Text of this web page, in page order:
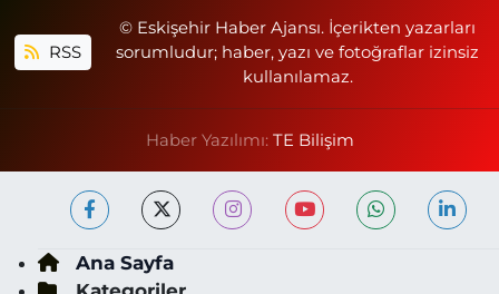
RSS
© Eskişehir Haber Ajansı. İçerikten yazarları
sorumludur; haber, yazı ve fotoğraflar izinsiz
kullanılamaz.
Haber Yazılımı: TE Bilişim
Ana Sayfa